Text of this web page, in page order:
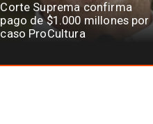
Corte Suprema confirma
pago de $1.000 millones por
caso ProCultura